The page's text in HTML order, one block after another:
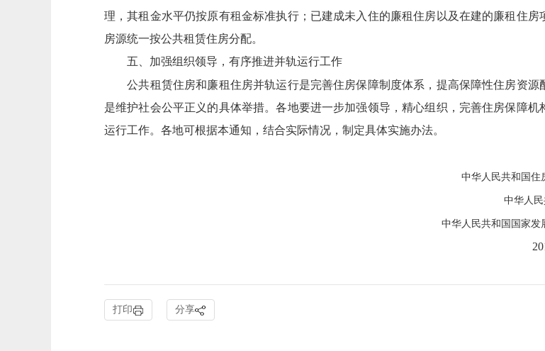
理，其租金水平仍按原有租金标准执行；已建成未入住的廉租住房以及在建的廉租住
房源统一按公共租赁住房分配。
五、加强组织领导，有序推进并轨运行工作
公共租赁住房和廉租住房并轨运行是完善住房保障制度体系，提高保障性住房资源
是维护社会公平正义的具体举措。各地要进一步加强领导，精心组织，完善住房保障
运行工作。各地可根据本通知，结合实际情况，制定具体实施办法。
中华人民共和国住房和城乡
中华人
中华人民共和国国家发展和改革
打印 分享